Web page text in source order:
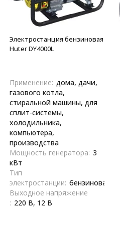
Электростанция бензиновая
Huter DY4000L
Применение: дома, дачи,
газового котла,
стиральной машины, для
сплит-системы,
холодильника,
компьютера,
производства
Мощность генератора: 3
кВт
Тип
электростанции: бензиновая
Выходное напряжение
: 220 В, 12 В